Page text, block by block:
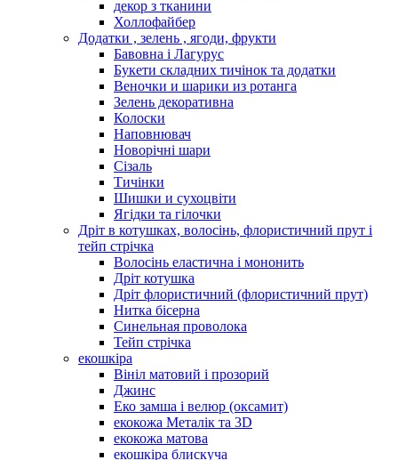
декор з тканини
Холлофайбер
Додатки , зелень , ягоди, фрукти
Бавовна і Лагурус
Букети складних тичінок та додатки
Веночки и шарики из ротанга
Зелень декоративна
Колоски
Наповнювач
Новорічні шари
Сізаль
Тичінки
Шишки и сухоцвіти
Ягідки та гілочки
Дріт в котушках, волосінь, флористичний прут і
тейп стрічка
Волосінь еластична і мононить
Дріт котушка
Дріт флористичний (флористичний прут)
Нитка бісерна
Синельная проволока
Тейп стрічка
екошкіра
Вініл матовий і прозорий
Джинс
Еко замша і велюр (оксамит)
екокожа Металік та 3D
екокожа матова
екошкіра блискуча